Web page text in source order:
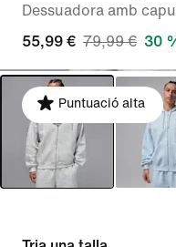
Dessuadora amb
55,99 € 79,99 € 30
Puntuació alta